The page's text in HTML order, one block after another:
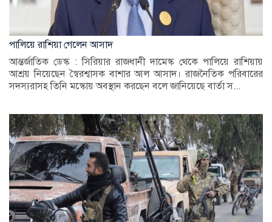
পালিয়ে রাশিয়া গেলেন আসাদ
আন্তর্জাতিক ডেস্ক : সিরিয়ার রাজধানী দামেস্ক থেকে পালিয়ে রাশিয়ায়
আশ্রয় নিয়েছেন স্বৈরশ্বাসক বাশার আল আসাদ। রাজনৈতিক পরিবারের
সদস্যরাসহ তিনি মস্কোয় অবস্থান করছেন বলে জানিয়েছে বার্তা স...